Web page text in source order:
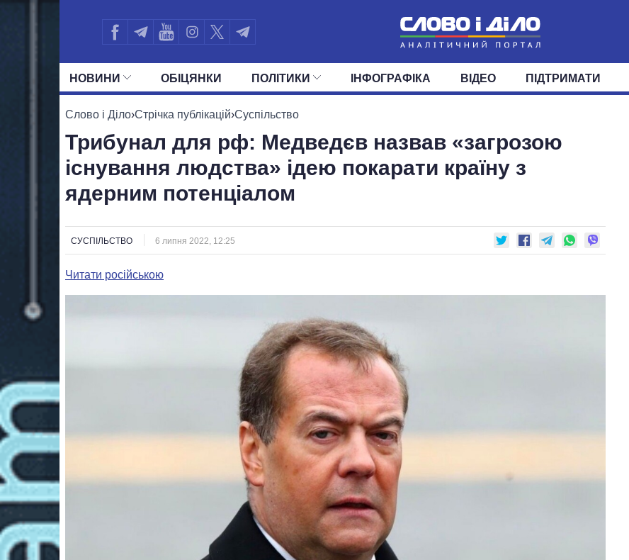
НОВИНИ
ПОЛІТИКА ЕКОНОМІКА СУСПІЛЬСТВО
ОБIЦЯНКИ ПОЛIТИКИ
УСІ ПОЛІТИКИ ПРЕЗИДЕНТ І ОФІС
ДЕПУТАТИ КОМІТЕТИ ФРАКЦІЇ ОКРУГИ
ІНФОГРАФІКА ВІДЕО ПІДТРИМАТИ
Слово і Діло›Стрічка публікацій›Суспільство
Трибунал для рф: Медведєв назвав «загрозою
існування людства» ідею покарати країну з
ядерним потенціалом
СУСПІЛЬСТВО 6 липня 2022, 12:25
Читати російською